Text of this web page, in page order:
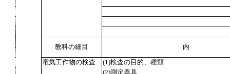
教科の細目 内
電気工作物の検査
(1)検査の目的、種類
(2)測定器具